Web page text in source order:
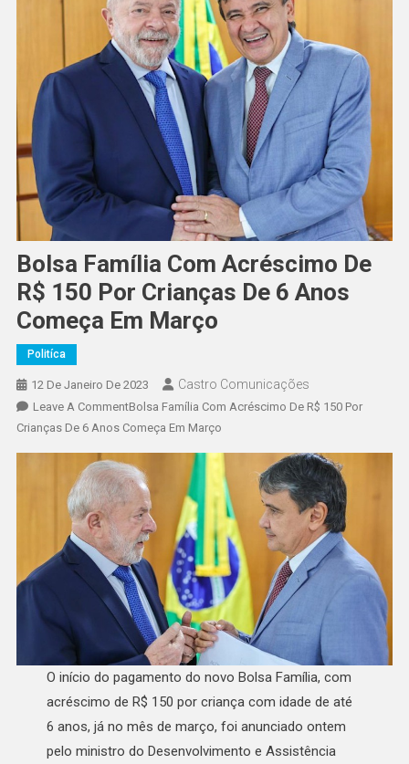
Bolsa Família Com Acréscimo De
R$ 150 Por Crianças De 6 Anos
Começa Em Março
Politíca
12 De Janeiro De 2023 Castro Comunicações
Leave A CommentBolsa Família Com Acréscimo De R$ 150 Por
Crianças De 6 Anos Começa Em Março
O início do pagamento do novo Bolsa Família, com
acréscimo de R$ 150 por criança com idade de até
6 anos, já no mês de março, foi anunciado ontem
pelo ministro do Desenvolvimento e Assistência